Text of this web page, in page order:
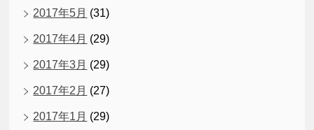
2017年5月 (31)
2017年4月 (29)
2017年3月 (29)
2017年2月 (27)
2017年1月 (29)